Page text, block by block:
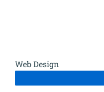
Web Design